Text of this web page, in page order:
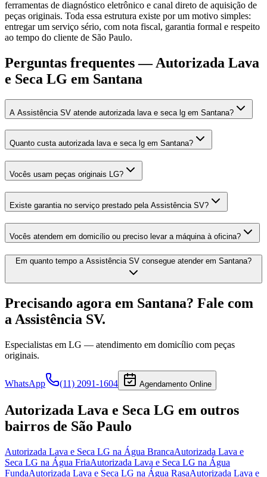
ferramentas de diagnóstico eletrônico e canal direto de aquisição de
peças originais. Toda essa estrutura existe por um motivo simples:
entregar um serviço sério, com nota fiscal, garantia formal e respeito
ao tempo do cliente de São Paulo.
Perguntas frequentes —Autorizada Lava
e Seca LG em Santana
A Assistência SV atende autorizada lava e seca lg em Santana?
Quanto custa autorizada lava e seca lg em Santana?
Vocês usam peças originais LG?
Existe garantia no serviço prestado pela Assistência SV?
Vocês atendem em domicílio ou preciso levar a máquina à oficina?
Em quanto tempo a Assistência SV consegue atender em Santana?
Precisando agora em Santana? Fale com
a Assistência SV.
Especialistas em LG — atendimento em domicílio com peças
originais.
WhatsApp (11) 2091-1604 Agendamento Online
Autorizada Lava e Seca LG em outros
bairros de São Paulo
Autorizada Lava e Seca LG na Água BrancaAutorizada Lava e
Seca LG na Água FriaAutorizada Lava e Seca LG na Água
FundaAutorizada Lava e Seca LG na Água RasaAutorizada Lava e